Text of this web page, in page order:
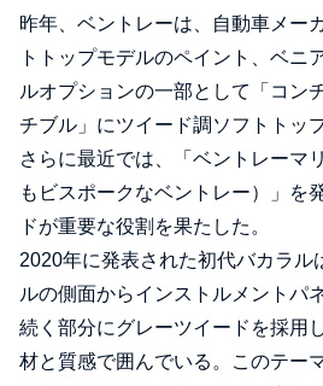
昨年、ベントレーは、自動車メー
トトップモデルのペイント、ベニ
ルオプションの一部として「コン
チブル」にツイード調ソフトトッ
さらに最近では、「ベントレーマ
もビスポークなベントレー）」を
ドが重要な役割を果たした。
2020年に発表された初代バカラル
ルの側面からインストルメントパ
続く部分にグレーツイードを採用
材と質感で囲んでいる。このテー